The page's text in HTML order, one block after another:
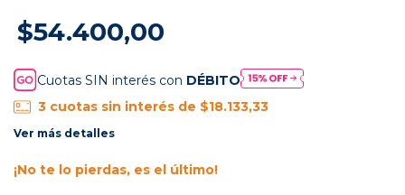
$54.400,00
Cuotas SIN interés con DÉBITO
3 cuotas sin interés de $18.133,33
Ver más detalles
¡No te lo pierdas, es el último!